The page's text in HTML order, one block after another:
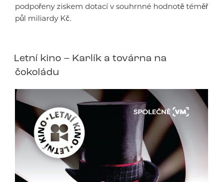
podpořeny ziskem dotací v souhrnné hodnotě téměř
půl miliardy Kč.
Letní kino – Karlík a továrna na
čokoládu